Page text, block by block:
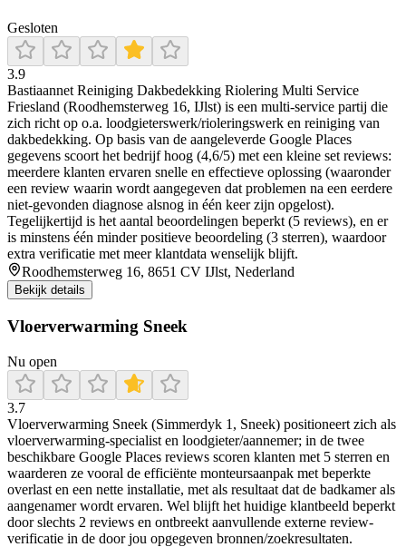
Gesloten
3.9
Bastiaannet Reiniging Dakbedekking Riolering Multi Service
Friesland (Roodhemsterweg 16, IJlst) is een multi-service partij die
zich richt op o.a. loodgieterswerk/rioleringswerk en reiniging van
dakbedekking. Op basis van de aangeleverde Google Places
gegevens scoort het bedrijf hoog (4,6/5) met een kleine set reviews:
meerdere klanten ervaren snelle en effectieve oplossing (waaronder
een review waarin wordt aangegeven dat problemen na een eerdere
niet-gevonden diagnose alsnog in één keer zijn opgelost).
Tegelijkertijd is het aantal beoordelingen beperkt (5 reviews), en er
is minstens één minder positieve beoordeling (3 sterren), waardoor
extra verificatie met meer klantdata wenselijk blijft.
Roodhemsterweg 16, 8651 CV IJlst, Nederland
Bekijk details
Vloerverwarming Sneek
Nu open
3.7
Vloerverwarming Sneek (Simmerdyk 1, Sneek) positioneert zich als
vloerverwarming-specialist en loodgieter/aannemer; in de twee
beschikbare Google Places reviews scoren klanten met 5 sterren en
waarderen ze vooral de efficiënte monteursaanpak met beperkte
overlast en een nette installatie, met als resultaat dat de badkamer als
aangenamer wordt ervaren. Wel blijft het huidige klantbeeld beperkt
door slechts 2 reviews en ontbreekt aanvullende externe review-
verificatie in de door jou opgegeven bronnen/zoekresultaten.